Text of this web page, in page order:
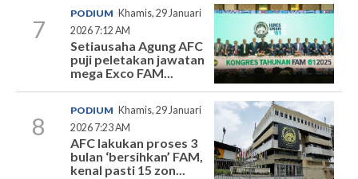
7
PODIUM Khamis, 29 Januari
2026 7:12 AM
Setiausaha Agung AFC
puji peletakan jawatan
mega Exco FAM...
8
PODIUM Khamis, 29 Januari
2026 7:23 AM
AFC lakukan proses 3
bulan ‘bersihkan’ FAM,
kenal pasti 15 zon...